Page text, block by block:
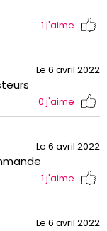
1 j'aime
Le 6 avril 2022
0 j'aime
Le 6 avril 2022
1 j'aime
Le 6 avril 2022